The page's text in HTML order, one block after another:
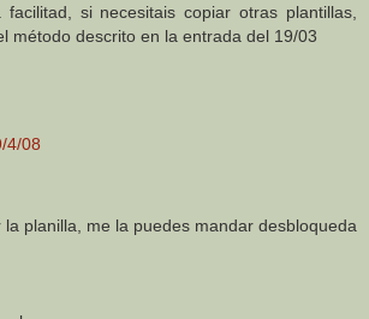
facilitad, si necesitais copiar otras plantillas,
método descrito en la entrada del 19/03
4/08
la planilla, me la puedes mandar desbloqueda